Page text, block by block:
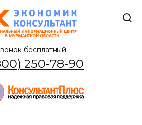
бесплатный:
250-78-90